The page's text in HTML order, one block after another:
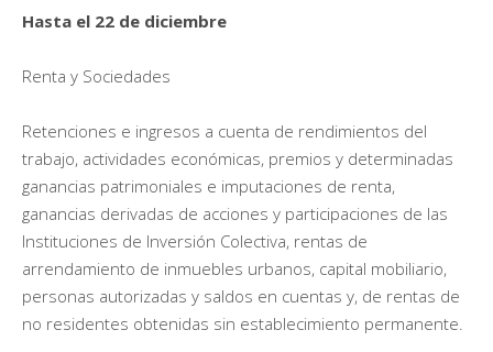
Hasta el 22 de diciembre
Renta y Sociedades
Retenciones e ingresos a cuenta de rendimientos del
trabajo, actividades económicas, premios y determinadas
ganancias patrimoniales e imputaciones de renta,
ganancias derivadas de acciones y participaciones de las
Instituciones de Inversión Colectiva, rentas de
arrendamiento de inmuebles urbanos, capital mobiliario,
personas autorizadas y saldos en cuentas y, de rentas de
no residentes obtenidas sin establecimiento permanente.